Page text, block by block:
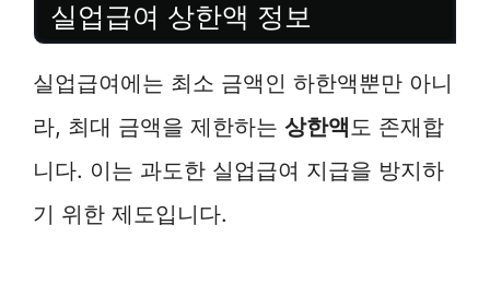
실업급여 상한액 정보
실업급여에는 최소 금액인 하한액뿐만 아니
라, 최대 금액을 제한하는 상한액도 존재합
니다. 이는 과도한 실업급여 지급을 방지하
기 위한 제도입니다.